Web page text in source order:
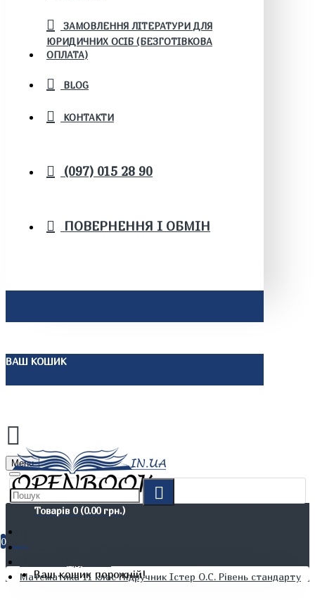
ЗАМОВЛЕННЯ ЛІТЕРАТУРИ ДЛЯ
ЮРИДИЧНИХ ОСІБ (БЕЗГОТІВКОВА
ОПЛАТА)
BLOG
КОНТАКТИ
(097) 015 28 90
ПОВЕРНЕННЯ І ОБМІН
ВАШ КОШИК
Menu
Товарів 0 (0.00 грн.)
0
Ваш кошик порожній!
Дітям. Навчання та дозвілля
Математика 11 клас Підручник Істер О.С. Рівень стандарту